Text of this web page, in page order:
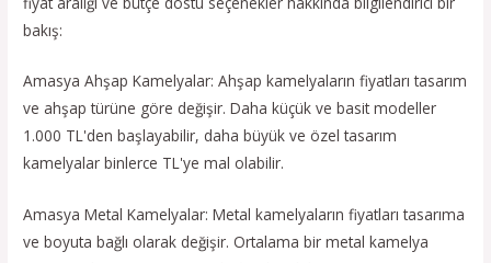
bakış:
Amasya Ahşap Kamelyalar: Ahşap kamelyaların fiyatları tasarım
ve ahşap türüne göre değişir. Daha küçük ve basit modeller
1.000 TL'den başlayabilir, daha büyük ve özel tasarım
kamelyalar binlerce TL'ye mal olabilir.
Amasya Metal Kamelyalar: Metal kamelyaların fiyatları tasarıma
ve boyuta bağlı olarak değişir. Ortalama bir metal kamelya